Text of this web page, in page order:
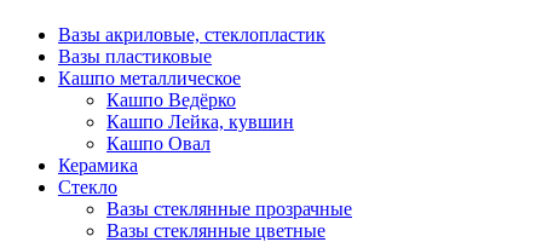
Вазы акриловые, стеклопластик
Вазы пластиковые
Кашпо металлическое
Кашпо Ведёрко
Кашпо Лейка, кувшин
Кашпо Овал
Керамика
Стекло
Вазы стеклянные прозрачные
Вазы стеклянные цветные